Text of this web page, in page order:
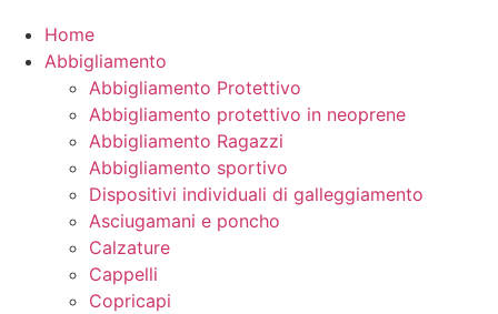
Home
Abbigliamento
Abbigliamento Protettivo
Abbigliamento protettivo in neoprene
Abbigliamento Ragazzi
Abbigliamento sportivo
Dispositivi individuali di galleggiamento
Asciugamani e poncho
Calzature
Cappelli
Copricapi